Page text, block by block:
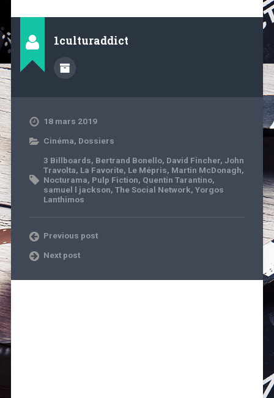
1culturaddict
18 mars 2019
Cinéma, Dossiers
3 Billboards, Bertrand Bonello, David Fincher, John
Travolta, La Favorite, Le Mépris, Martin McDonagh,
Nocturama, Pulp Fiction, Quentin Tarantino,
samuel l jackson, The Social Network, Yorgos
Lanthimos
Previous post
Next post